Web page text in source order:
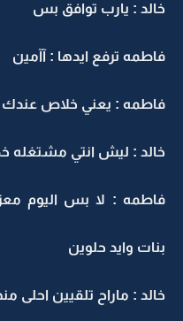
خالد : يارب توافق بس
فاطمه ترفع ايدها : آآمين
فاطمه : يعني خلاص عندك
خالد : ليش انتي مشتغله
فاطمه : لا بس اليوم
بنات وايد حلوين
خالد : ماراح تلقيين احلى